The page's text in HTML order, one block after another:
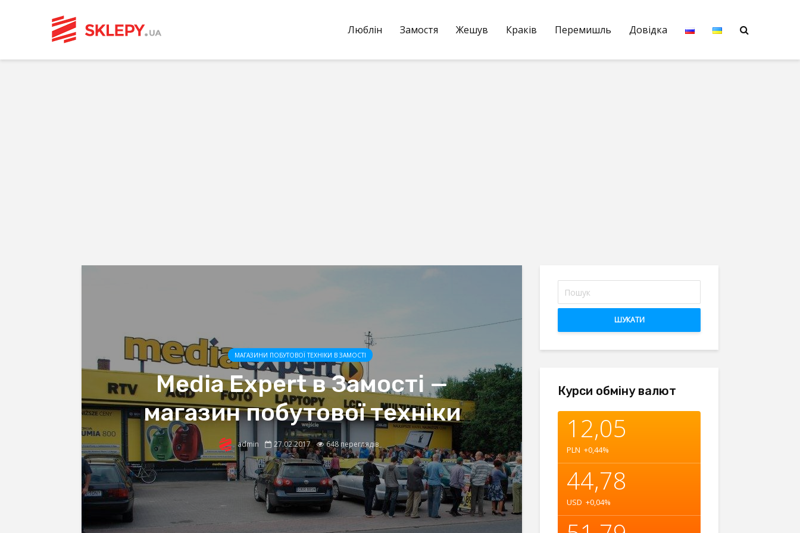
Люблін Замостя Жешув Краків Перемишль Довідка
МАГАЗИНИ ПОБУТОВОЇ ТЕХНІКИ В ЗАМОСТІ
Media Expert в Замості —
магазин побутової техніки
admin 27.02.2017 648 переглядів
ШУКАТИ
Курси обміну валют
12,05
PLN +0,44%
44,78
USD +0,04%